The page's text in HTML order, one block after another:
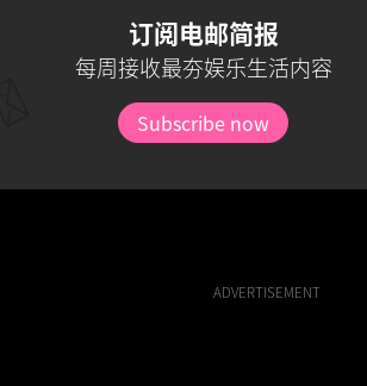
订阅电邮简报
每周接收最夯娱乐生活内容
Subscribe now
ADVERTISEMENT